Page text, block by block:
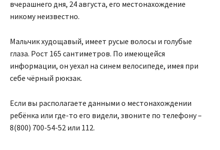
вчерашнего дня, 24 августа, его местонахождение
никому неизвестно.
Мальчик худощавый, имеет русые волосы и голубые
глаза. Рост 165 сантиметров. По имеющейся
информации, он уехал на синем велосипеде, имея при
себе чёрный рюкзак.
Если вы располагаете данными о местонахождении
ребёнка или где-то его видели, звоните по телефону –
8(800) 700-54-52 или 112.